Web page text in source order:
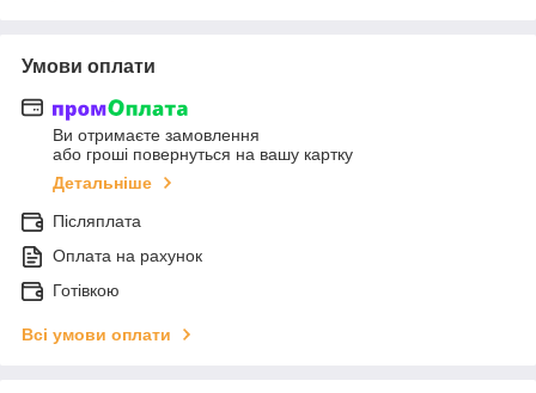
Умови оплати
Ви отримаєте замовлення
або гроші повернуться на вашу картку
Детальніше
Післяплата
Оплата на рахунок
Готівкою
Всі умови оплати